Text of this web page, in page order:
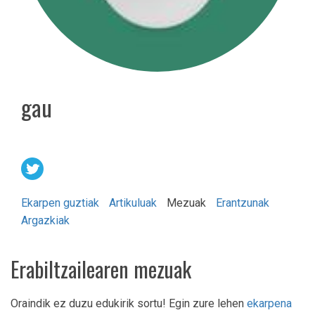
gau
Ekarpen guztiak Artikuluak Mezuak
Erantzunak
Argazkiak
Erabiltzailearen mezuak
Oraindik ez duzu edukirik sortu! Egin zure lehen ekarpena